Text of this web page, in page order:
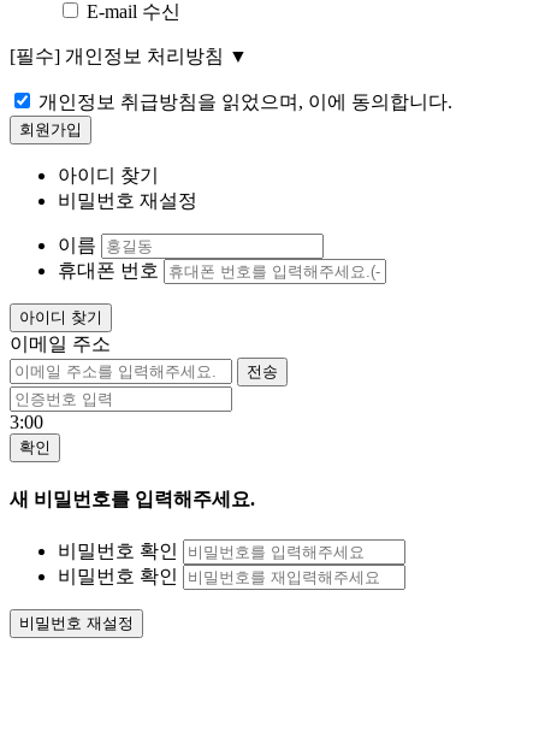
E-mail 수신
[필수] 개인정보 처리방침 ▼
개인정보 취급방침을 읽었으며, 이에 동의합니다.
아이디 찾기
비밀번호 재설정
이름
휴대폰 번호
이메일 주소
3:00
새 비밀번호를 입력해주세요.
비밀번호 확인
비밀번호 확인